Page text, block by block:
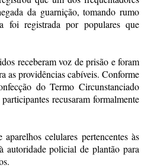
da guarnição, tomando rumo
foi registrada por populares que
receberam voz de prisão e foram
as providências cabíveis. Conforme
do Termo Circunstanciado
recusaram formalmente
celulares pertencentes às
autoridade policial de plantão para